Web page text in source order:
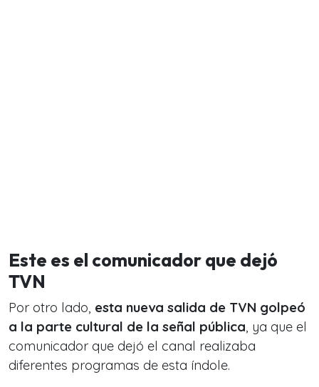
Este es el comunicador que dejó
TVN
Por otro lado, esta nueva salida de TVN golpeó
a la parte cultural de la señal pública, ya que el
comunicador que dejó el canal realizaba
diferentes programas de esta índole.